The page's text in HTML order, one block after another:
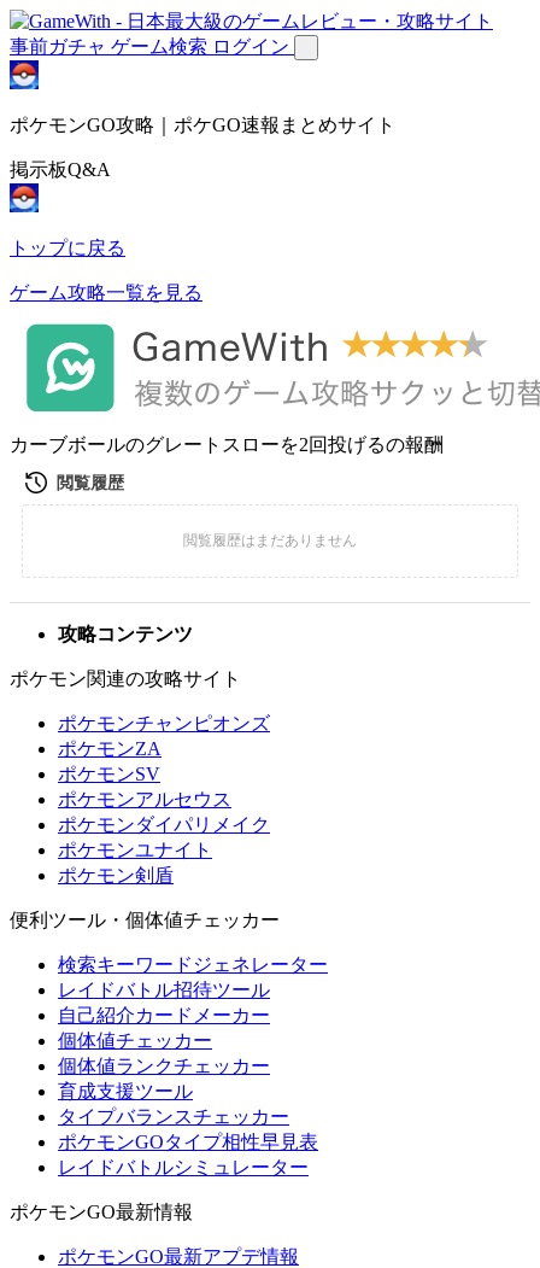
事前ガチャ ゲーム検索 ログイン
ポケモンGO攻略｜ポケGO速報まとめサイト
掲示板Q&A
トップに戻る
ゲーム攻略一覧を見る
カーブボールのグレートスローを2回投げるの報酬
攻略コンテンツ
ポケモン関連の攻略サイト
ポケモンチャンピオンズ
ポケモンZA
ポケモンSV
ポケモンアルセウス
ポケモンダイパリメイク
ポケモンユナイト
ポケモン剣盾
便利ツール・個体値チェッカー
検索キーワードジェネレーター
レイドバトル招待ツール
自己紹介カードメーカー
個体値チェッカー
個体値ランクチェッカー
育成支援ツール
タイプバランスチェッカー
ポケモンGOタイプ相性早見表
レイドバトルシミュレーター
ポケモンGO最新情報
ポケモンGO最新アプデ情報